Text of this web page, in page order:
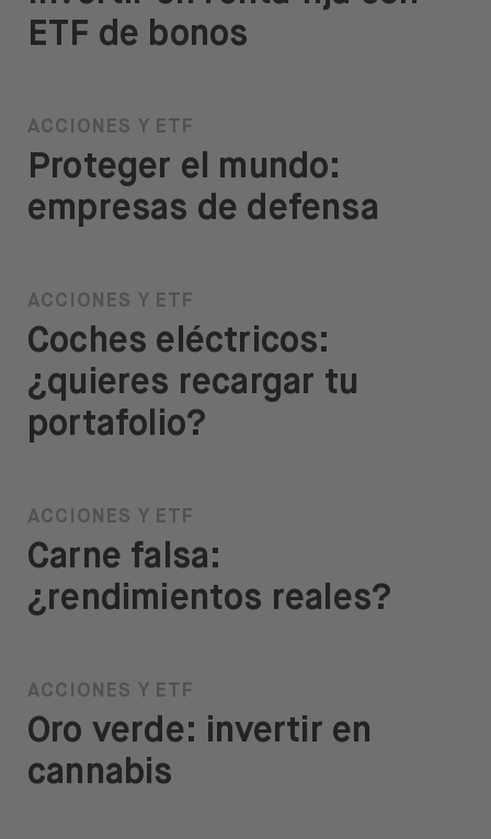
ETF de bonos
ACCIONES Y ETF
Proteger el mundo:
empresas de defensa
ACCIONES Y ETF
Coches eléctricos:
¿quieres recargar tu
portafolio?
ACCIONES Y ETF
Carne falsa:
¿rendimientos reales?
ACCIONES Y ETF
Oro verde: invertir en
cannabis